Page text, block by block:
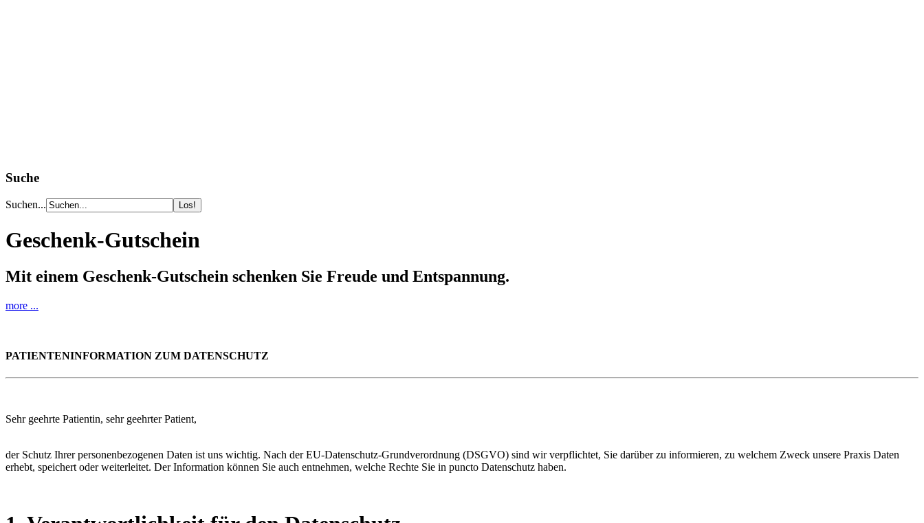
Suche
Suchen...
Geschenk-Gutschein
Mit einem Geschenk-Gutschein schenken Sie Freude und Entspannung.
more ...
PATIENTENINFORMATION ZUM DATENSCHUTZ
Sehr geehrte Patientin, sehr geehrter Patient,
der Schutz Ihrer personenbezogenen Daten ist uns wichtig. Nach der EU-Datenschutz-Grundverordnung (DSGVO) sind wir verpflichtet, Sie darüber zu informieren, zu welchem Zweck unsere Praxis Daten
erhebt, speichert oder weiterleitet. Der Information können Sie auch entnehmen, welche Rechte Sie in puncto Datenschutz haben.